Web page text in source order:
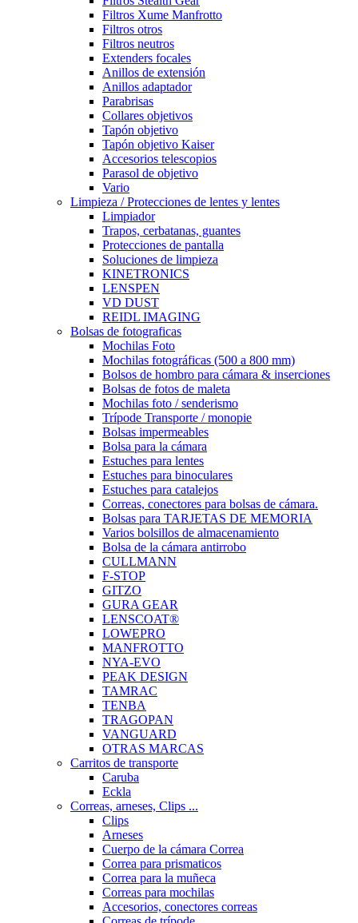
Filtros Xume Manfrotto
Filtros otros
Filtros neutros
Extenders focales
Anillos de extensión
Anillos adaptador
Parabrisas
Collares objetivos
Tapón objetivo
Tapón objetivo Kaiser
Accesorios telescopios
Parasol de objetivo
Vario
Limpieza / Protecciones de lentes y lentes
Limpiador
Trapos, cerbatanas, guantes
Protecciones de pantalla
Soluciones de limpieza
KINETRONICS
LENSPEN
VD DUST
REIDL IMAGING
Bolsas de fotograficas
Mochilas Foto
Mochilas fotográficas (500 a 800 mm)
Bolsos de hombro para cámara & inserciones
Bolsas de fotos de maleta
Mochilas foto / senderismo
Trípode Transporte / monopie
Bolsas impermeables
Bolsa para la cámara
Estuches para lentes
Estuches para binoculares
Estuches para catalejos
Correas, conectores para bolsas de cámara.
Bolsas para TARJETAS DE MEMORIA
Varios bolsillos de almacenamiento
Bolsa de la cámara antirrobo
CULLMANN
F-STOP
GITZO
GURA GEAR
LENSCOAT®
LOWEPRO
MANFROTTO
NYA-EVO
PEAK DESIGN
TAMRAC
TENBA
TRAGOPAN
VANGUARD
OTRAS MARCAS
Carritos de transporte
Caruba
Eckla
Correas, arneses, Clips ...
Clips
Arneses
Cuerpo de la cámara Correa
Correa para prismaticos
Correa para la muñeca
Correas para mochilas
Accesorios, conectores correas